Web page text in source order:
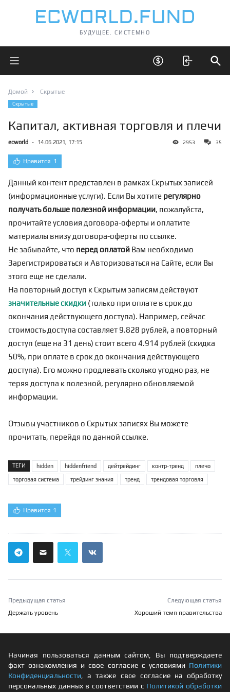
БУДУЩЕЕ. СИСТЕМНО
Открыть главное меню Открыть скрытые
Домой Скрытые
Скрытые
Капитал, активная торговля и плечи
ecworld - 14.06.2021, 17:15 2953 35
Нравится 1
Данный контент представлен в рамках Скрытых записей
(информационные услуги). Если Вы хотите регулярно
получать больше полезной информации, пожалуйста,
прочитайте условия договора-оферты и оплатите
материалы внизу договора-оферты по ссылке.
Не забывайте, что перед оплатой Вам необходимо
Зарегистрироваться и Авторизоваться на Сайте, если Вы
этого еще не сделали.
На повторный доступ к Скрытым записям действуют
значительные скидки (только при оплате в срок до
окончания действующего доступа). Например, сейчас
стоимость доступа составляет 9.828 рублей, а повторный
доступ (еще на 31 день) стоит всего 4.914 рублей (скидка
50%, при оплате в срок до окончания действующего
доступа). Его можно продлевать сколько угодно раз, не
теряя доступа к полезной, регулярно обновляемой
информации.
Отзывы участников о Скрытых записях Вы можете
прочитать, перейдя по данной ссылке.
ТЕГИ hidden hiddenfriend дейтрейдинг контр-тренд плечо
торговая система трейдинг знания тренд трендовая торговля
Нравится 1
Предыдущая статья
Держать уровень
Следующая статья
Хороший темп правительства
Начиная пользоваться данным сайтом, Вы подтверждаете
факт ознакомления и свое согласие с условиями Политики
Конфиденциальности , а также свое согласие на обработку
персональных данных в соответствии с Политикой обработки